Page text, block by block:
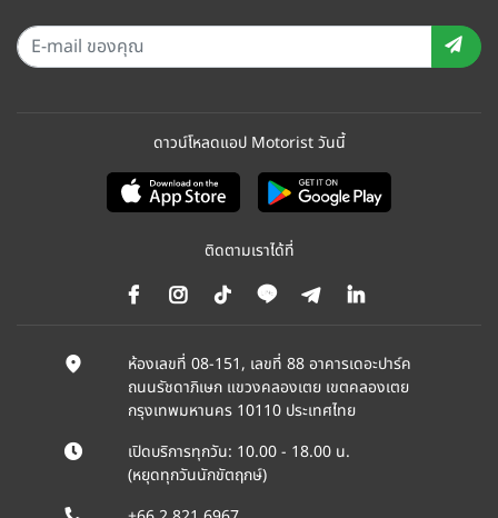
ดาวน์โหลดแอป Motorist วันนี้
ติดตามเราได้ที่
ห้องเลขที่ 08-151, เลขที่ 88 อาคารเดอะปาร์ค
ถนนรัชดาภิเษก แขวงคลองเตย เขตคลองเตย
กรุงเทพมหานคร 10110 ประเทศไทย
เปิดบริการทุกวัน: 10.00 - 18.00 น.
(หยุดทุกวันนักขัตฤกษ์)